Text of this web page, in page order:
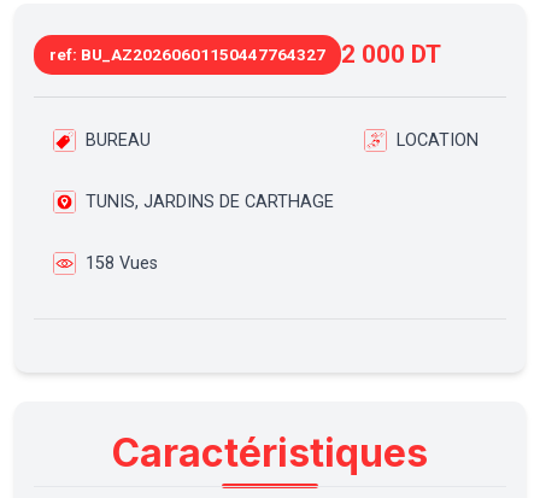
ref: BU_AZ20260601150447764327 2 000 DT
BUREAU LOCATION
TUNIS, JARDINS DE CARTHAGE
158 Vues
Caractéristiques